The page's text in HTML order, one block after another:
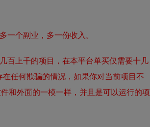
个副业，多一份收入。
百上千的项目，在本平台单买仅需要十几
任何欺骗的情况，如果你对当前项目不
和外面的一模一样，并且是可以运行的项